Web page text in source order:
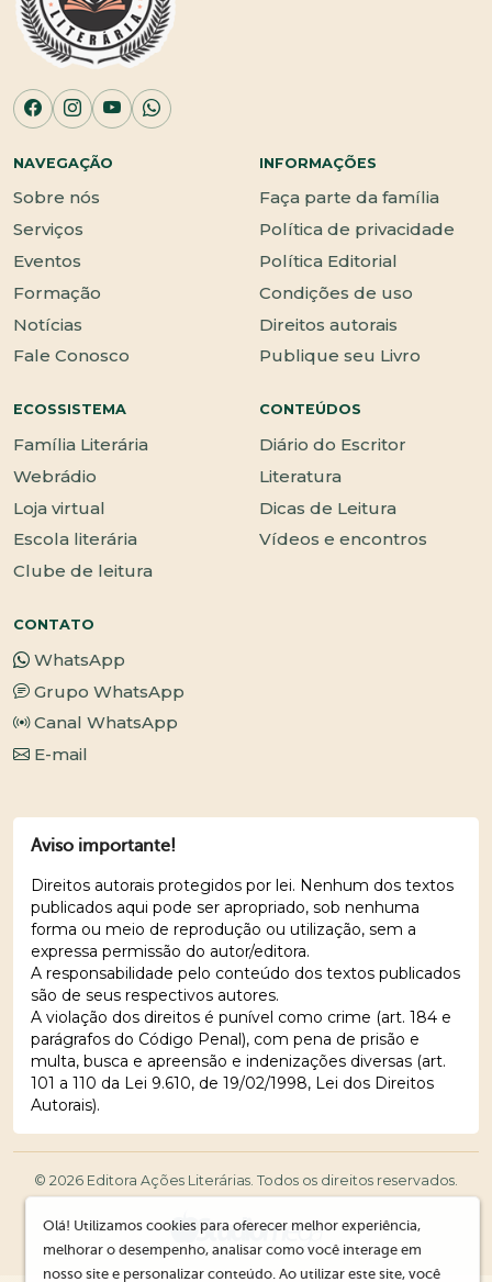
NAVEGAÇÃO
Sobre nós
Serviços
Eventos
Formação
Notícias
Fale Conosco
INFORMAÇÕES
Faça parte da família
Política de privacidade
Política Editorial
Condições de uso
Direitos autorais
Publique seu Livro
ECOSSISTEMA
Família Literária
Webrádio
Loja virtual
Escola literária
Clube de leitura
CONTEÚDOS
Diário do Escritor
Literatura
Dicas de Leitura
Vídeos e encontros
CONTATO
WhatsApp
Grupo WhatsApp
Canal WhatsApp
E-mail
Aviso importante!
Direitos autorais protegidos por lei. Nenhum dos textos
publicados aqui pode ser apropriado, sob nenhuma
forma ou meio de reprodução ou utilização, sem a
expressa permissão do autor/editora.
A responsabilidade pelo conteúdo dos textos publicados
são de seus respectivos autores.
A violação dos direitos é punível como crime (art. 184 e
parágrafos do Código Penal), com pena de prisão e
multa, busca e apreensão e indenizações diversas (art.
101 a 110 da Lei 9.610, de 19/02/1998, Lei dos Direitos
Autorais).
© 2026 Editora Ações Literárias. Todos os direitos reservados.
Olá! Utilizamos cookies para oferecer melhor experiência,
melhorar o desempenho, analisar como você interage em
nosso site e personalizar conteúdo. Ao utilizar este site, você